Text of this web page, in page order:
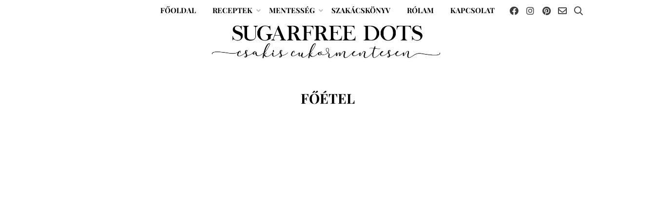
FŐOLDAL RECEPTEK MENTESSÉG SZAKÁCSKÖNYV RÓLAM KAPCSOLAT
CÍMKE
:
FŐÉTEL